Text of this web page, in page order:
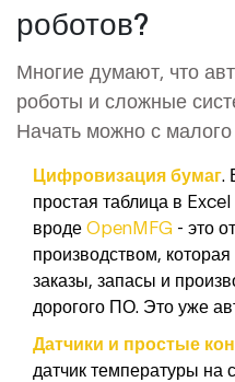
роботов?
Многие думают, что
роботы и сложные
Начать можно с малого
Цифровизация бумаг
простая таблица в
вродеOpenMFG - это
производством,
заказы, запасы и
дорогого ПО . Это уже
Датчики и простые
датчик температуры на